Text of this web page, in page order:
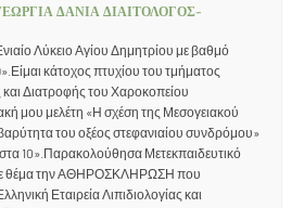
ΔΑΝΙΑ ΔΙΑΙΤΟΛΟΓΟΣ-
Λύκειο Αγίου Δημητρίου με βαθμό
κάτοχος πτυχίου του τμήματος
και Διατροφής του Χαροκοπείου
μου μελέτη «Η σχέση της Μεσογειακού
του οξέος στεφανιαίου συνδρόμου»
10».Παρακολούθησα Μετεκπαιδευτικό
θέμα την ΑΘΗΡΟΣΚΛΗΡΩΣΗ που
Εταιρεία Λιπιδιολογίας και